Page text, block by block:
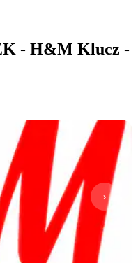
- H&M Klucz -